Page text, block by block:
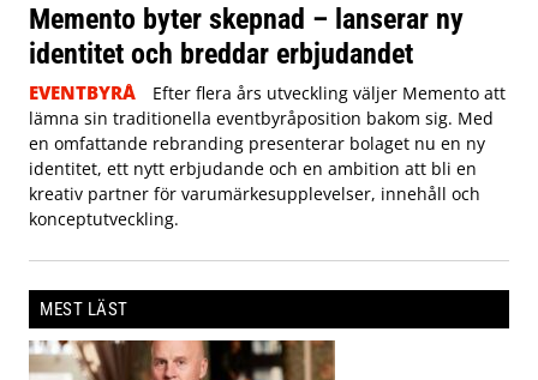
Memento byter skepnad – lanserar ny
identitet och breddar erbjudandet
EVENTBYRÅ
Efter flera års utveckling väljer Memento att
lämna sin traditionella eventbyråposition bakom sig. Med
en omfattande rebranding presenterar bolaget nu en ny
identitet, ett nytt erbjudande och en ambition att bli en
kreativ partner för varumärkesupplevelser, innehåll och
konceptutveckling.
MEST LÄST